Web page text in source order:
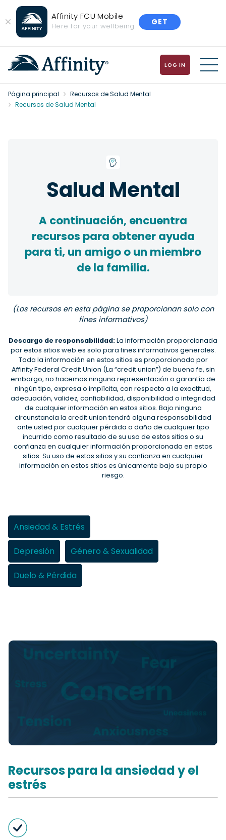
Close
Banner
Affinity FCU Mobile
Here for your wellbeing GET
MENU
LOG IN
Página principal
Recursos de Salud Mental
Recursos de Salud Mental
Salud Mental
A continuación, encuentra
recursos para obtener ayuda
para ti, un amigo o un miembro
de la familia.
(Los recursos en esta página se proporcionan solo con
fines informativos)
Descargo de responsabilidad:La información proporcionada
por estos sitios web es solo para fines informativos generales.
Toda la información en estos sitios es proporcionada por
Affinity Federal Credit Union (La “credit union”) de buena fe, sin
embargo, no hacemos ninguna representación o garantía de
ningún tipo, expresa o implícita, con respecto a la exactitud,
adecuación, validez, confiabilidad, disponibilidad o integridad
de cualquier información en estos sitios. Bajo ninguna
circunstancia la credit union tendrá alguna responsabilidad
ante usted por cualquier pérdida o daño de cualquier tipo
incurrido como resultado de su uso de estos sitios o su
confianza en cualquier información proporcionada en estos
sitios. Su uso de estos sitios y su confianza en cualquier
información en estos sitios es únicamente bajo su propio
riesgo.
Ansiedad & Estrés
Depresión Género & Sexualidad
Duelo & Pérdida
Recursos para la ansiedad y el
estrés